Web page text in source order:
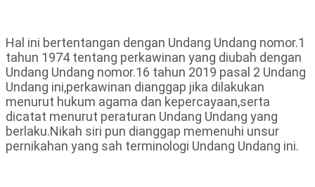
Hal ini bertentangan dengan Undang Undang nomor.1
tahun 1974 tentang perkawinan yang diubah dengan
Undang Undang nomor.16 tahun 2019 pasal 2 Undang
Undang ini,perkawinan dianggap jika dilakukan
menurut hukum agama dan kepercayaan,serta
dicatat menurut peraturan Undang Undang yang
berlaku.Nikah siri pun dianggap memenuhi unsur
pernikahan yang sah terminologi Undang Undang ini.